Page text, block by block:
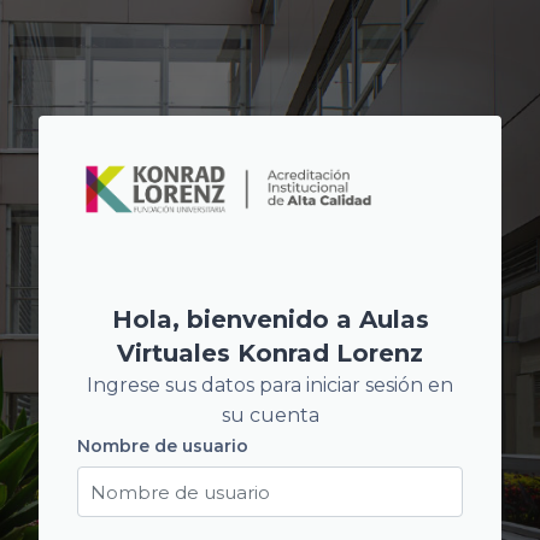
Hola, bienvenido a Aulas
Virtuales Konrad Lorenz
Ingrese sus datos para iniciar sesión en
su cuenta
Nombre de usuario
Nombre de usuario